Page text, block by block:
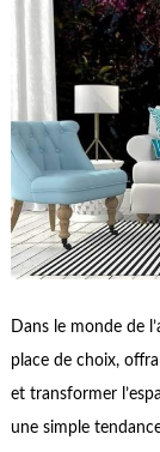
Dans le monde de
place de choix,
et transformer
une simple